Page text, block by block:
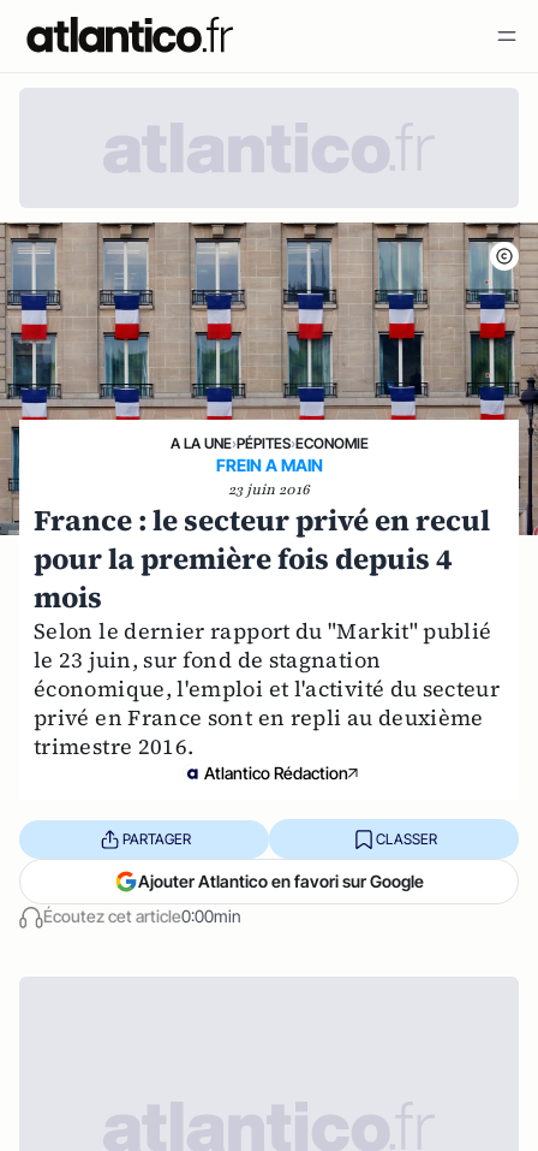
A LA UNE›PÉPITES›ECONOMIE
FREIN A MAIN
23 juin 2016
France : le secteur privé en recul
pour la première fois depuis 4
mois
Selon le dernier rapport du "Markit" publié
le 23 juin, sur fond de stagnation
économique, l'emploi et l'activité du secteur
privé en France sont en repli au deuxième
trimestre 2016.
Atlantico Rédaction
Écoutez cet article0:00min
PARTAGER CLASSER
Ajouter Atlantico en favori sur Google